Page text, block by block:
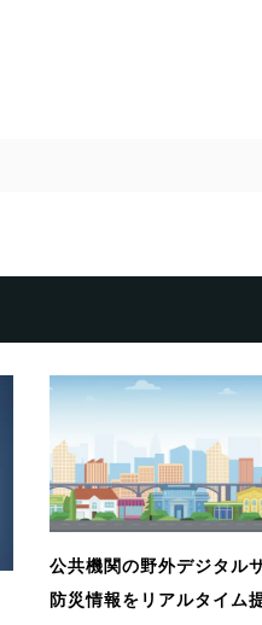
公共機関の野外デジタル
防災情報をリアルタイム